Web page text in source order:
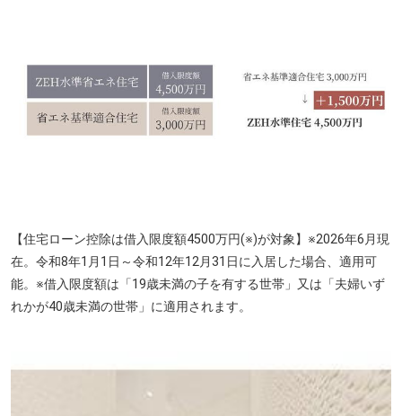
【住宅ローン控除は借入限度額4500万円(※)が対象】※2026年6月現
在。令和8年1月1日～令和12年12月31日に入居した場合、適用可
能。※借入限度額は「19歳未満の子を有する世帯」又は「夫婦いず
れかが40歳未満の世帯」に適用されます。